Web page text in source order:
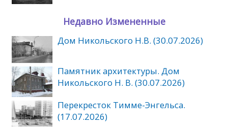
Недавно Измененные
Дом Никольского Н.В. (30.07.2026)
Памятник архитектуры. Дом
Никольского Н. В. (30.07.2026)
Перекресток Тимме-Энгельса.
(17.07.2026)